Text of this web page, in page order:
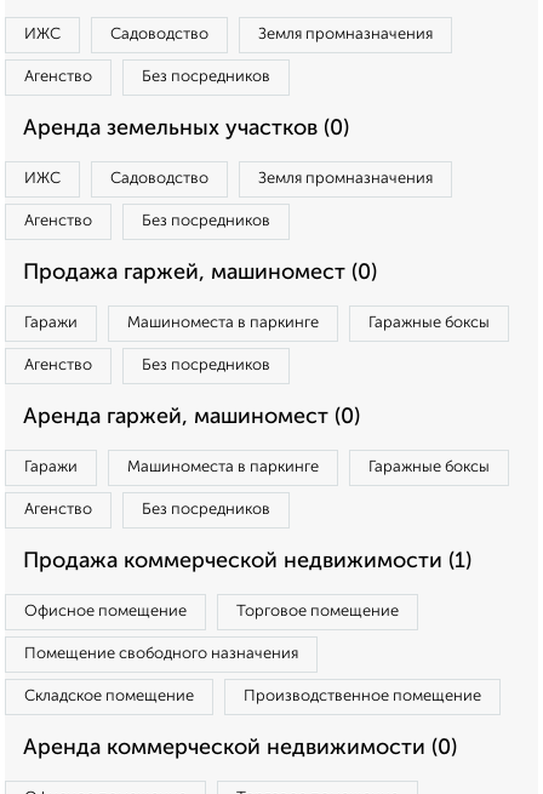
ИЖС Садоводство Земля промназначения
Агенство Без посредников
Аренда земельных участков (0)
ИЖС Садоводство Земля промназначения
Агенство Без посредников
Продажа гаржей, машиномест (0)
Гаражи Машиноместа в паркинге Гаражные боксы
Агенство Без посредников
Аренда гаржей, машиномест (0)
Гаражи Машиноместа в паркинге Гаражные боксы
Агенство Без посредников
Продажа коммерческой недвижимости (1)
Офисное помещение Торговое помещение
Помещение свободного назначения
Складское помещение Производственное помещение
Аренда коммерческой недвижимости (0)